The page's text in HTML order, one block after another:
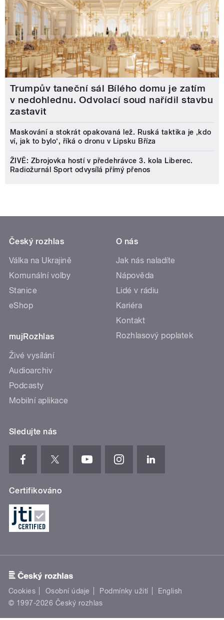
Trumpův taneční sál Bílého domu je zatím
v nedohlednu. Odvolací soud nařídil stavbu
zastavit
Maskování a stokrát opakovaná lež. Ruská taktika je ‚kdo
ví, jak to bylo‘, říká o dronu v Lipsku Bříza
ŽIVĚ: Zbrojovka hostí v předehrávce 3. kola Liberec.
Radiožurnál Sport odvysílá přímý přenos
Český rozhlas
Válka na Ukrajině
Komunální volby
Stanice
eShop
mujRozhlas
Živé vysílání
Audioarchiv
Podcasty
Mobilní aplikace
O nás
Jak nás naladíte
Nápověda
Lidé v rádiu
Kariéra
Kontakt
Rozhlasový poplatek
Sledujte nás
Certifikováno
Cookies Osobní údaje Podmínky užití
English
© 1997-2026 Český rozhlas